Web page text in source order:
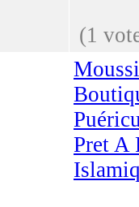
(1
Pret A